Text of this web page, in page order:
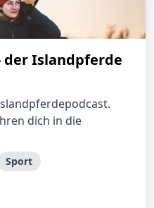
der Islandpferde
dich in die
Sport